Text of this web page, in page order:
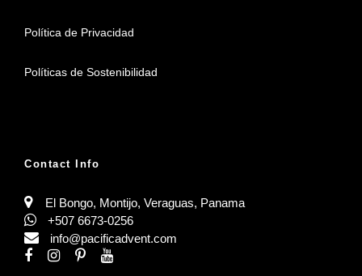
Política de Privacidad
Políticas de Sostenibilidad
Contact Info
El Bongo, Montijo, Veraguas, Panama
+507 6673-0256
info@pacificadvent.com